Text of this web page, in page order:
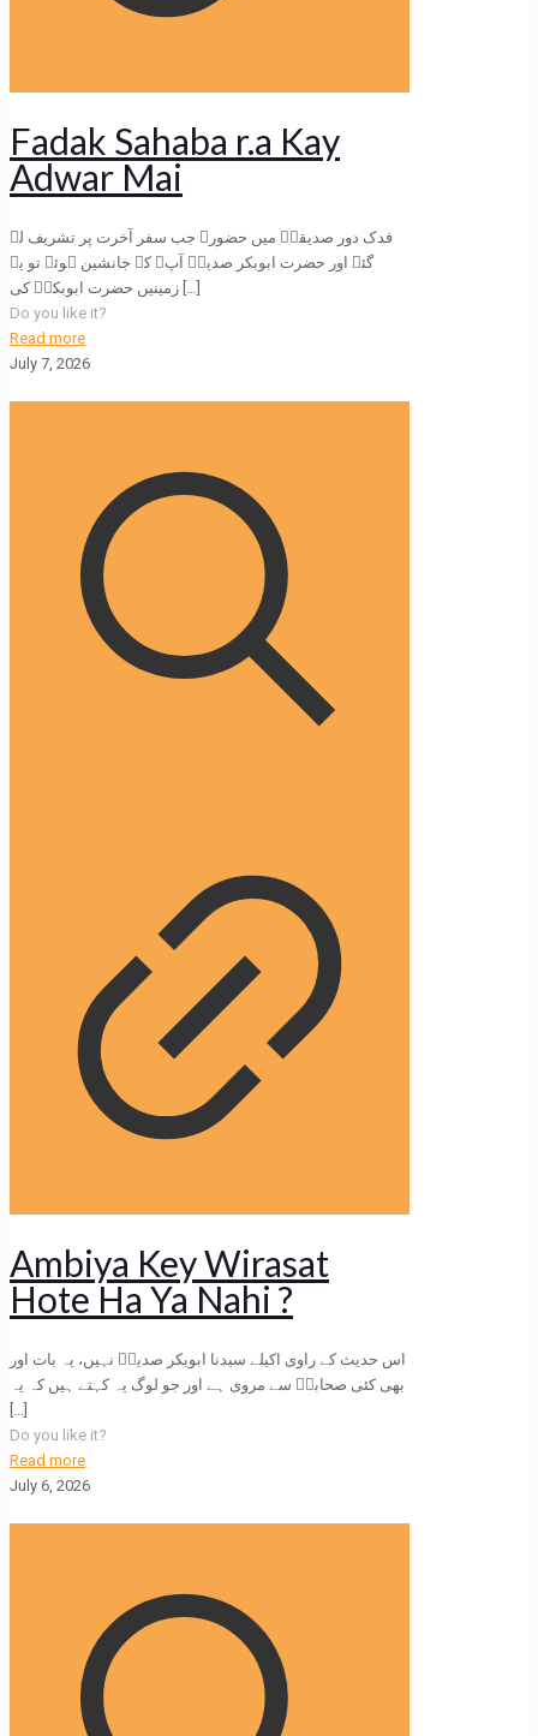
Fadak Sahaba r.a Kay
Adwar Mai
فدک دور صدیقیؓ میں حضورﷺ جب سفر آخرت پر تشریف لے
گئے اور حضرت ابوبکر صدیقؓ آپﷺ کے جانشین ہوئے تو یہ
زمینیں حضرت ابوبکرؓ کی […]
Do you like it?
Read more
July 7, 2026
Ambiya Key Wirasat
Hote Ha Ya Nahi ?
اس حدیث کے راوی اکیلے سیدنا ابوبکر صدیقؓ نہیں، یہ بات اور
بھی کئی صحابہؓ سے مروی ہے اور جو لوگ یہ کہتے ہیں کہ یہ
[…]
Do you like it?
Read more
July 6, 2026